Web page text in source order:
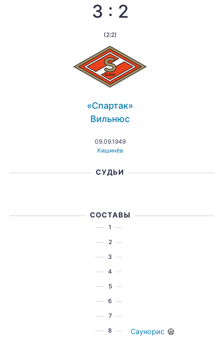
3 : 2
(2:2)
«Спартак»
Вильнюс
09.09.1949
Кишинёв
СУДЬИ
СОСТАВЫ
1
2
3
4
5
6
7
8
Саунорис